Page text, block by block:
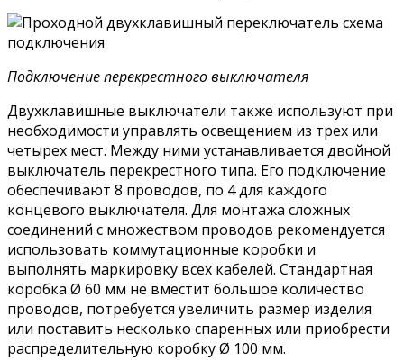
Подключение перекрестного выключателя
Двухклавишные выключатели также используют при
необходимости управлять освещением из трех или
четырех мест. Между ними устанавливается двойной
выключатель перекрестного типа. Его подключение
обеспечивают 8 проводов, по 4 для каждого
концевого выключателя. Для монтажа сложных
соединений с множеством проводов рекомендуется
использовать коммутационные коробки и
выполнять маркировку всех кабелей. Стандартная
коробка Ø 60 мм не вместит большое количество
проводов, потребуется увеличить размер изделия
или поставить несколько спаренных или приобрести
распределительную коробку Ø 100 мм.